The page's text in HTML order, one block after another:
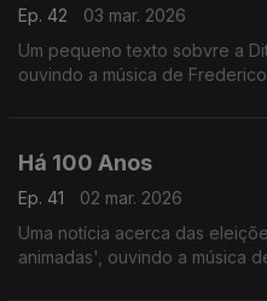
Ep. 42
03 mar. 2026
Um pequeno texto sobvre a
ouvindo a música de
Há 100 Anos
Ep. 41
02 mar. 2026
Uma notícia acerca das
animadas', ouvindo a música